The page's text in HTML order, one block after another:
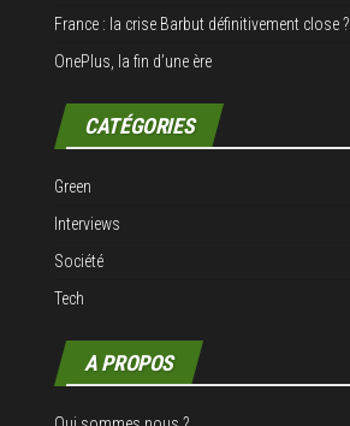
France : la crise Barbut définitivement close ?
OnePlus, la fin d’une ère
CATÉGORIES
Green
Interviews
Société
Tech
A PROPOS